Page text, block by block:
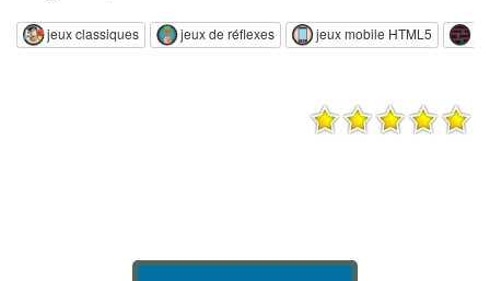
jeux classiques jeux de réflexes jeux mobile HTML5